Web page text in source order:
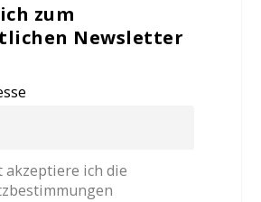
zum
Newsletter
akzeptiere ich die